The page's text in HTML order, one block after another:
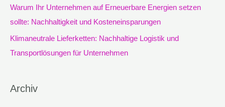
Warum Ihr Unternehmen auf Erneuerbare Energien setzen
sollte: Nachhaltigkeit und Kosteneinsparungen
Klimaneutrale Lieferketten: Nachhaltige Logistik und
Transportlösungen für Unternehmen
Archiv